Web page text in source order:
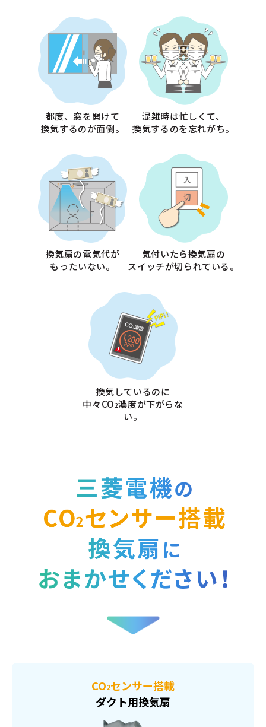
都度、窓を開けて
換気するのが面倒。
混雑時は忙しくて、
換気するのを忘れがち。
換気扇の電気代が
もったいない。
気付いたら換気扇の
スイッチが切られている。
換気しているのに
中々CO 2濃度が下がらな
い。
CO2センサー搭載
ダクト用換気扇